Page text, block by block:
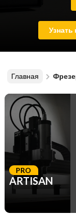
Узнать
Главная
ARTISAN
PRO